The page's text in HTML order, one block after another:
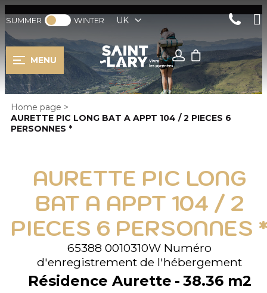
SUMMER WINTER UK
MENU
Home page >
AURETTE PIC LONG BAT A APPT 104 / 2 PIECES 6
PERSONNES *
AURETTE PIC LONG
BAT A APPT 104 / 2
PIECES 6 PERSONNES
65388 0010310W Numéro
d'enregistrement de l'hébergement
Résidence Aurette 38.36 m2